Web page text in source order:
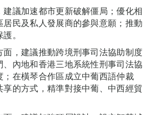
議加速都市更新破解僵局；優化相
民及私人發展商的參與意願；推動
。
面，建議推動跨境刑事司法協助制度
內地和香港三地系統性刑事司法協
；在橫琴合作區成立中葡西語仲裁
享的方式，精準對接中葡、中西經貿